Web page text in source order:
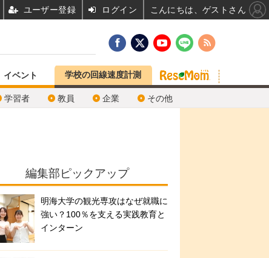
イベント
学習者 教員 企業 その他
学校の回線速度計測
編集部ピックアップ
明海大学の観光専攻はなぜ就職に
強い？100％を支える実践教育と
インターン
ユーザー登録 ログイン こんにちは、ゲストさん